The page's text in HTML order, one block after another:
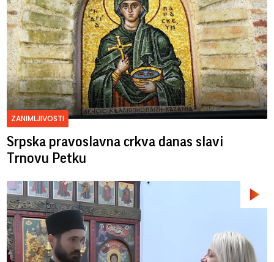
ZANIMLJIVOSTI
Srpska pravoslavna crkva danas slavi
Trnovu Petku